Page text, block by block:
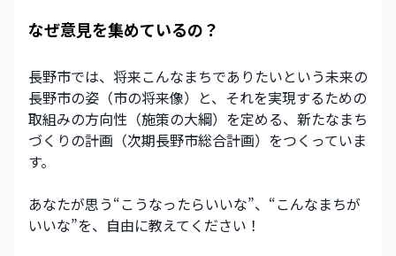
なぜ意見を集めているの？
長野市では、将来こんなまちでありたいという未来の
長野市の姿（市の将来像）と、それを実現するための
取組みの方向性（施策の大綱）を定める、新たなまち
づくりの計画（次期長野市総合計画）をつくっていま
す。​
あなたが思う“こうなったらいいな”、“こんなまちが
いいな”を、自由に教えてください！​​